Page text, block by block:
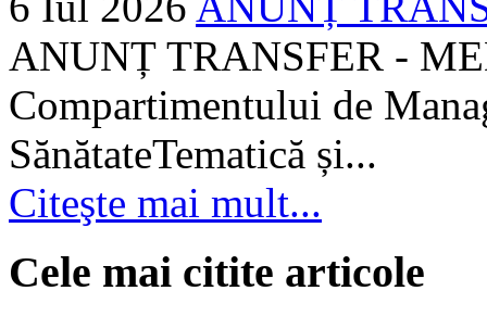
ANUNȚ TRANSFER -
Compartimentului de
SănătateTematică și...
Citeşte mai mult...
Cele mai citite articole